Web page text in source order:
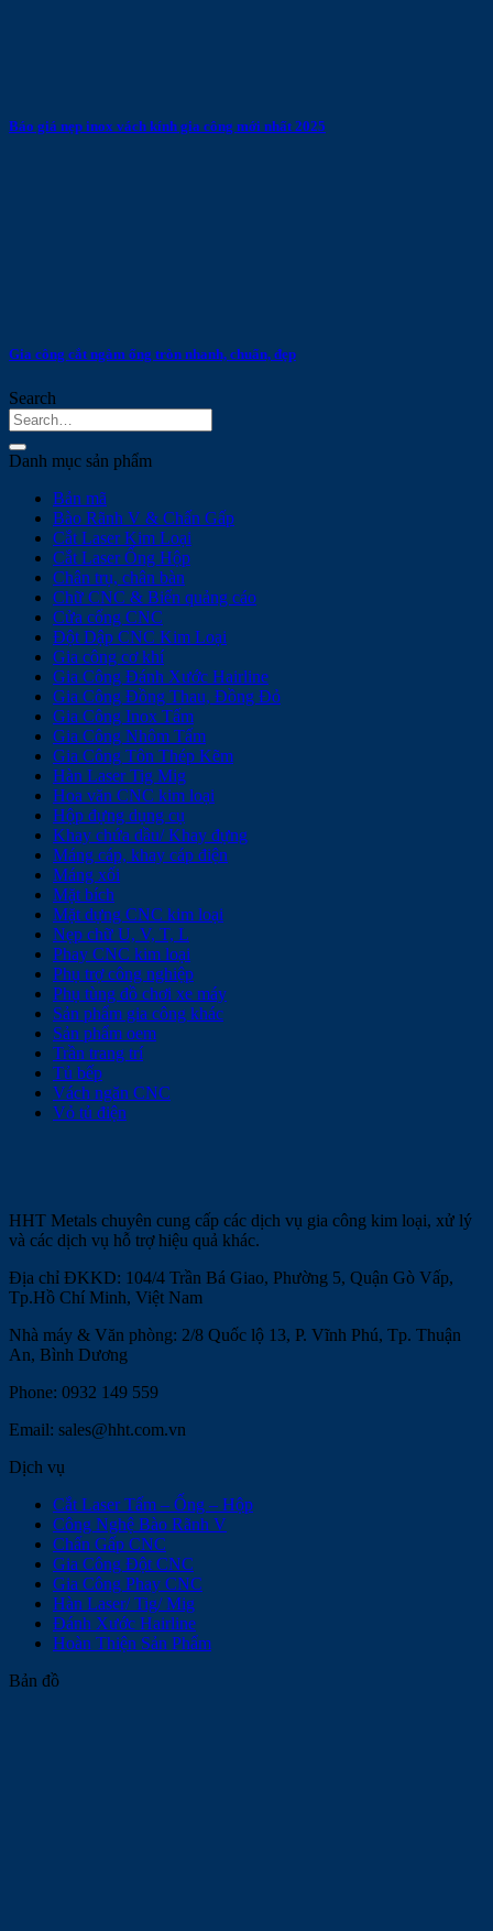
Báo giá nẹp inox vách kính gia công mới nhất 2025
Gia công cắt ngàm ống tròn nhanh, chuẩn, đẹp
Search
Danh mục sản phẩm
Bản mã
Bào Rãnh V & Chấn Gấp
Cắt Laser Kim Loại
Cắt Laser Ống Hộp
Chân trụ, chân bàn
Chữ CNC & Biển quảng cáo
Cửa cổng CNC
Đột Dập CNC Kim Loại
Gia công cơ khí
Gia Công Đánh Xước Hairline
Gia Công Đồng Thau, Đồng Đỏ
Gia Công Inox Tấm
Gia Công Nhôm Tấm
Gia Công Tôn Thép Kẽm
Hàn Laser Tig Mig
Hoa văn CNC kim loại
Hộp đựng dụng cụ
Khay chứa dầu/ Khay đựng
Máng cáp, khay cáp điện
Máng xối
Mặt bích
Mặt dựng CNC kim loại
Nẹp chữ U, V, T, L
Phay CNC kim loại
Phụ trợ công nghiệp
Phụ tùng đồ chơi xe máy
Sản phẩm gia công khác
Sản phẩm oem
Trần trang trí
Tủ bếp
Vách ngăn CNC
Vỏ tủ điện
HHT Metals chuyên cung cấp các dịch vụ gia công kim loại, xử lý
và các dịch vụ hỗ trợ hiệu quả khác.
Địa chỉ ĐKKD: 104/4 Trần Bá Giao, Phường 5, Quận Gò Vấp,
Tp.Hồ Chí Minh, Việt Nam
Nhà máy & Văn phòng: 2/8 Quốc lộ 13, P. Vĩnh Phú, Tp. Thuận
An, Bình Dương
Phone: 0932 149 559
Email: sales@hht.com.vn
Dịch vụ
Cắt Laser Tấm – Ống – Hộp
Công Nghệ Bào Rãnh V
Chấn Gấp CNC
Gia Công Đột CNC
Gia Công Phay CNC
Hàn Laser/ Tig/ Mig
Đánh Xước Hairline
Hoàn Thiện Sản Phẩm
Bản đồ